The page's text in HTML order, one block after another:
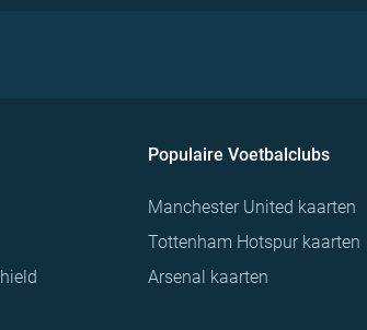
Populaire Voetbalclubs
Manchester United kaarten
Tottenham Hotspur kaarten
Arsenal kaarten